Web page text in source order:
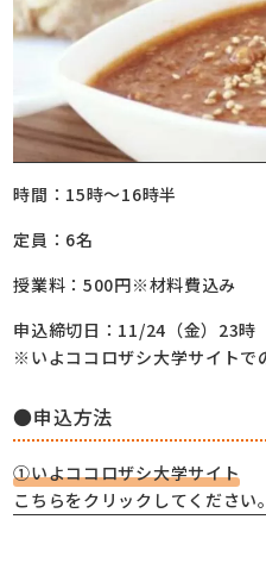
時間：15時～16時半
定員：6名
授業料：500円※材料費込み
申込締切日：11/24（金）23時
※いよココロザシ大学サイトで
●申込方法
①いよココロザシ大学サイト
こちらをクリックしてください。